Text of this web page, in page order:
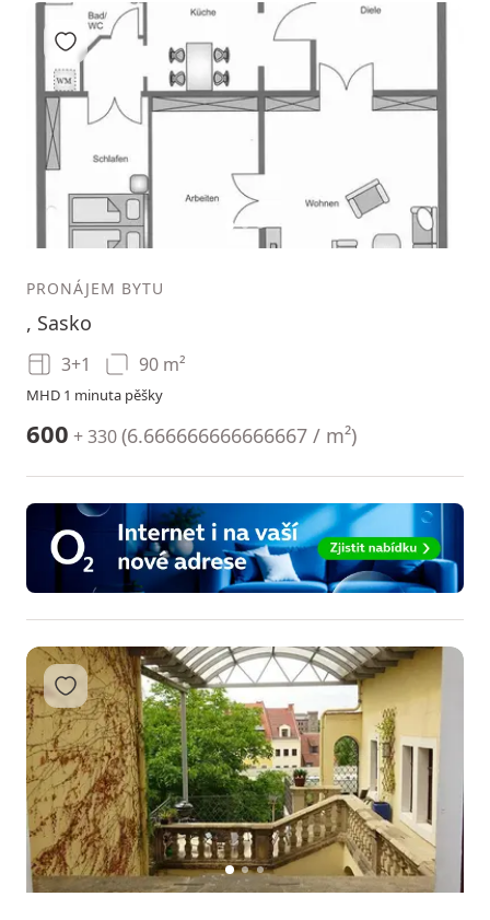
2 3
Přidat do oblíbených
PRONÁJEM BYTU
, Sasko
3+1 90 m²
MHD 1 minuta pěšky
600 + 330(6.666666666666667 / m²)
12 3
Přidat do oblíbených